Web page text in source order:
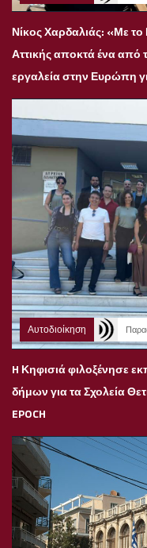
Νίκος Χαρδαλιάς: «Με
Αττικής αποκτά ένα
εργαλεία στην Ευρώπη
Αυτοδιοίκηση
H Κηφισιά φιλοξένησε
δήμων για τα Σχολεία
EPOCH